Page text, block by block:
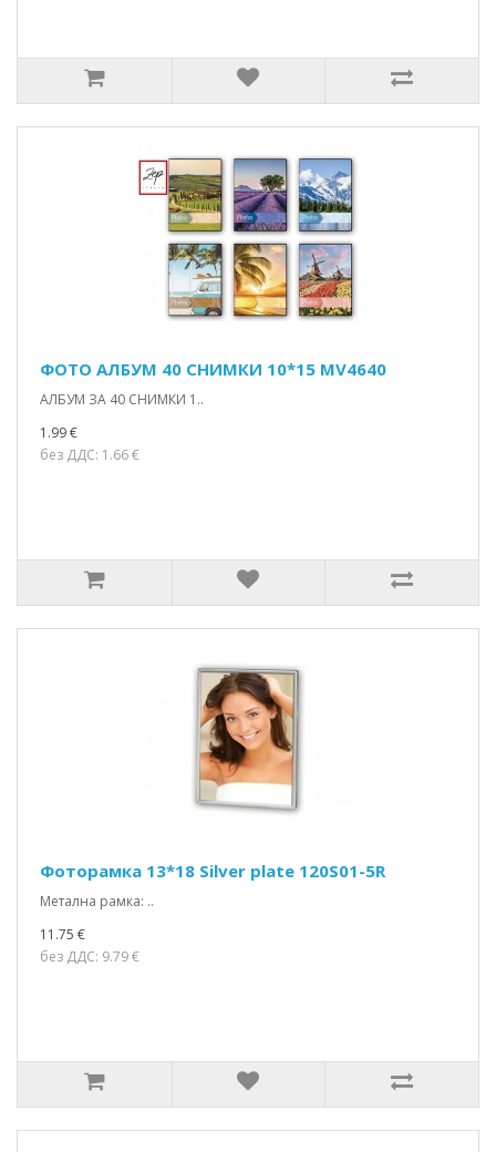
ФОТО АЛБУМ 40 СНИМКИ 10*15 MV4640
АЛБУМ ЗА 40 СНИМКИ 1..
1.99 €
без ДДС: 1.66 €
Фоторамка 13*18 Silver plate 120S01-5R
Метална рамка: ..
11.75 €
без ДДС: 9.79 €